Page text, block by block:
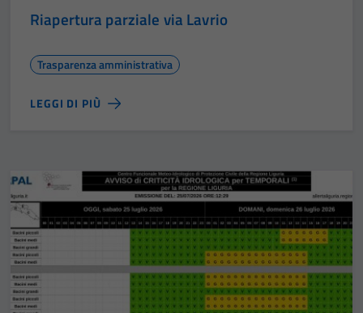
Riapertura parziale via Lavrio
Trasparenza amministrativa
LEGGI DI PIÙ